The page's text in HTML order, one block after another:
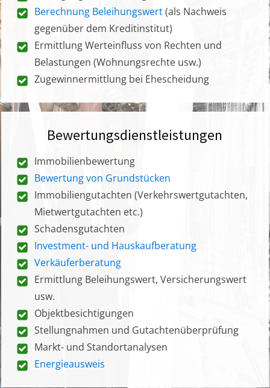
Berechnung Beleihungswert(als Nachweis
gegenüber dem Kreditinstitut)
Ermittlung Werteinfluss von Rechten und
Belastungen (Wohnungsrechte usw.)
Zugewinnermittlung bei Ehescheidung
Bewertungsdienstleistungen
Immobilienbewertung
Bewertung von Grundstücken
Immobiliengutachten (Verkehrswertgutachten,
Mietwertgutachten etc.)
Schadensgutachten
Investment- und Hauskaufberatung
Verkäuferberatung
Ermittlung Beleihungswert, Versicherungswert
usw.
Objektbesichtigungen
Stellungnahmen und Gutachtenüberprüfung
Markt- und Standortanalysen
Energieausweis